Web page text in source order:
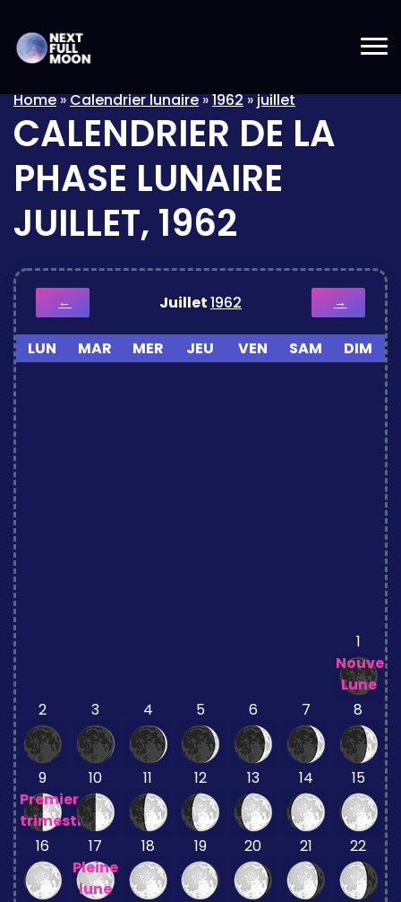
Home»Calendrier lunaire»1962»juillet
CALENDRIER DE LA
PHASE LUNAIRE
JUILLET, 1962
← Juillet1962 →
LUN MAR MER JEU VEN SAM DIM
1
Lune
2
3 4 5 6 7 8
9
Premier
trimestre
10 11 12 13 14 15
16
17
Pleine
lune
18 19 20 21 22